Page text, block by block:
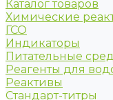
Каталог товаров
Химические
ГСО
Индикаторы
Питательные
Реагенты для
Реактивы
Стандарт-титры